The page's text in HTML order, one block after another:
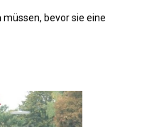
bevor sie eine